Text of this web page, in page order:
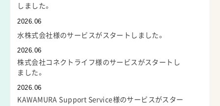
しました。
2026.06
水株式会社様のサービスがスタートしました。
2026.06
株式会社コネクトライフ様のサービスがスタートし
ました。
2026.06
KAWAMURA Support Service様のサービスがスター